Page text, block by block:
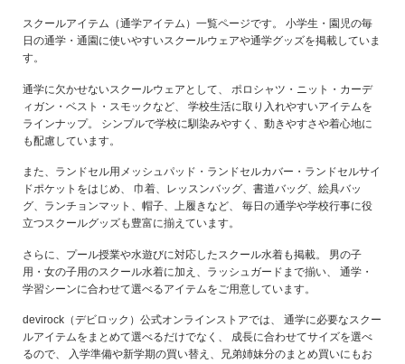
スクールアイテム（通学アイテム）一覧ページです。 小学生・園児の毎
日の通学・通園に使いやすいスクールウェアや通学グッズを掲載していま
す。
通学に欠かせないスクールウェアとして、 ポロシャツ・ニット・カーデ
ィガン・ベスト・スモックなど、 学校生活に取り入れやすいアイテムを
ラインナップ。 シンプルで学校に馴染みやすく、動きやすさや着心地に
も配慮しています。
また、ランドセル用メッシュパッド・ランドセルカバー・ランドセルサイ
ドポケットをはじめ、 巾着、レッスンバッグ、書道バッグ、絵具バッ
グ、ランチョンマット、帽子、上履きなど、 毎日の通学や学校行事に役
立つスクールグッズも豊富に揃えています。
さらに、プール授業や水遊びに対応したスクール水着も掲載。 男の子
用・女の子用のスクール水着に加え、ラッシュガードまで揃い、 通学・
学習シーンに合わせて選べるアイテムをご用意しています。
devirock（デビロック）公式オンラインストアでは、 通学に必要なスクー
ルアイテムをまとめて選べるだけでなく、 成長に合わせてサイズを選べ
るので、 入学準備や新学期の買い替え、兄弟姉妹分のまとめ買いにもお